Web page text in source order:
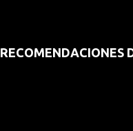
RECOMENDACIONES